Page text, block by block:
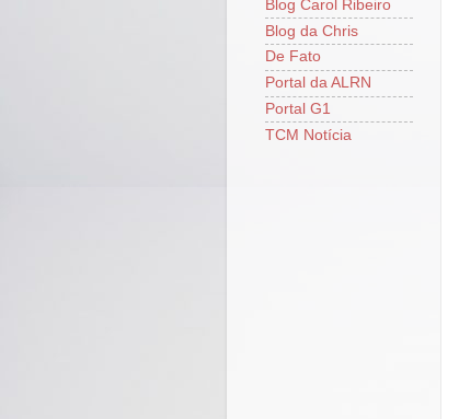
Blog Carol Ribeiro
Blog da Chris
De Fato
Portal da ALRN
Portal G1
TCM Notícia